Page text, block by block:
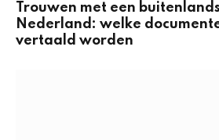
Trouwen met een
Nederland: welke
vertaald worden